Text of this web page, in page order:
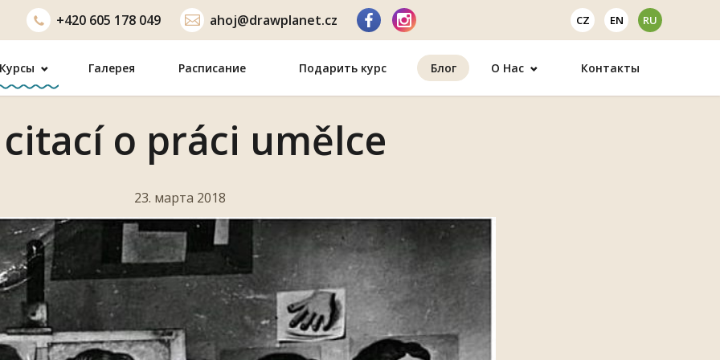
+420 605 178 049 ahoj@drawplanet.cz CZ EN RU
Курсы Галерея Расписание Подарить курс Блог О Нас Контакты
o práci umělce
23. марта 2018